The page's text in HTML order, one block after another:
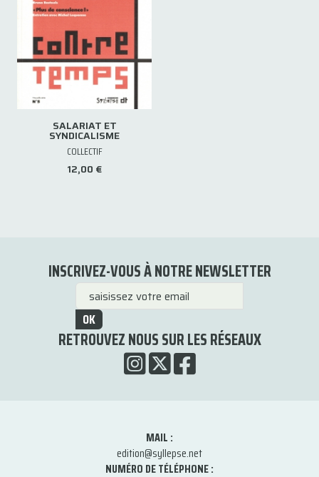
SALARIAT ET
SYNDICALISME
COLLECTIF
12,00 €
INSCRIVEZ-VOUS À NOTRE NEWSLETTER
OK
RETROUVEZ NOUS SUR LES RÉSEAUX
MAIL :
edition@syllepse.net
NUMÉRO DE TÉLÉPHONE :